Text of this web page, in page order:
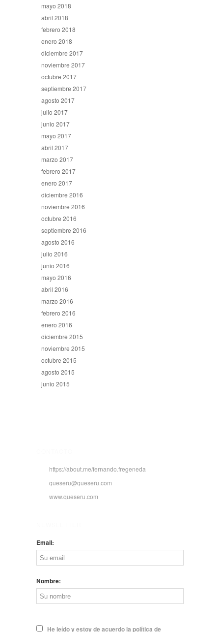
mayo 2018
abril 2018
febrero 2018
enero 2018
diciembre 2017
noviembre 2017
octubre 2017
septiembre 2017
agosto 2017
julio 2017
junio 2017
mayo 2017
abril 2017
marzo 2017
febrero 2017
enero 2017
diciembre 2016
noviembre 2016
octubre 2016
septiembre 2016
agosto 2016
julio 2016
junio 2016
mayo 2016
abril 2016
marzo 2016
febrero 2016
enero 2016
diciembre 2015
noviembre 2015
octubre 2015
agosto 2015
junio 2015
https://about.me/fernando.fregeneda
queseru@queseru.com
www.queseru.com
Email:
Nombre:
He leído y estoy de acuerdo la política de